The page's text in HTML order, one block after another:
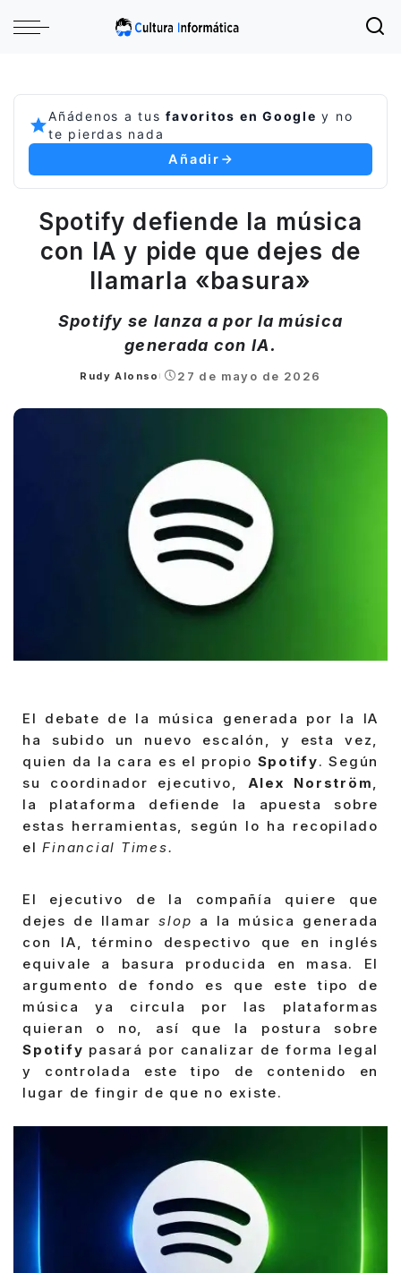
Añádenos a tusfavoritos en Google y no
te pierdas nada
Añadir
Spotify defiende la música
con IA y pide que dejes de
llamarla «basura»
Spotify se lanza a por la música
generada con IA.
Posted
Rudy Alonso 27 de mayo de 2026
El debate de la música generada por la IA
ha subido un nuevo escalón, y esta vez,
quien da la cara es el propio Spotify. Según
su coordinador ejecutivo, Alex Norström,
la plataforma defiende la apuesta sobre
estas herramientas, según lo ha recopilado
elFinancial Times.
El ejecutivo de la compañía quiere que
dejes de llamarslop a la música generada
con IA, término despectivo que en inglés
equivale a basura producida en masa. El
argumento de fondo es que este tipo de
música ya circula por las plataformas
quieran o no, así que la postura sobre
Spotify pasará por canalizar de forma legal
y controlada este tipo de contenido en
lugar de fingir de que no existe.